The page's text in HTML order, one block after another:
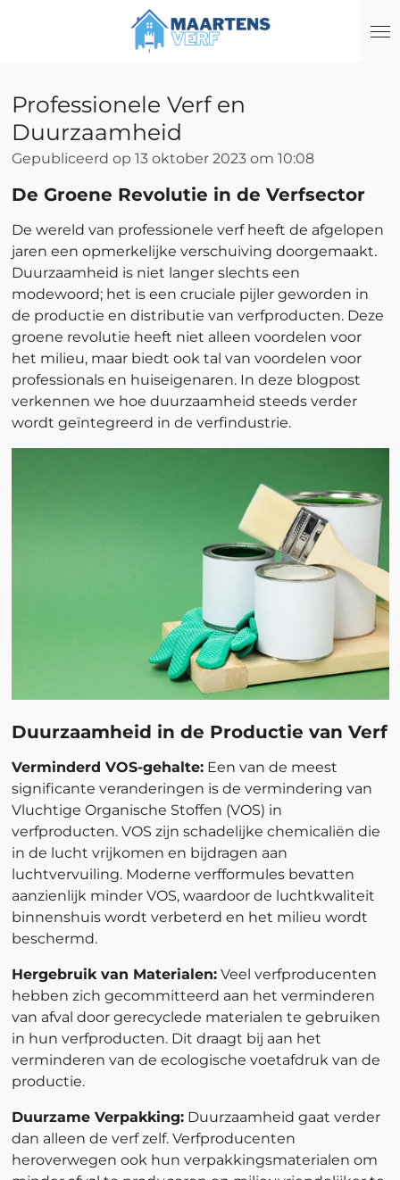
hoofdinhoud
Professionele Verf en
Duurzaamheid
Gepubliceerd op 13 oktober 2023 om 10:08
De Groene Revolutie in de Verfsector
De wereld van professionele verf heeft de afgelopen
jaren een opmerkelijke verschuiving doorgemaakt.
Duurzaamheid is niet langer slechts een
modewoord; het is een cruciale pijler geworden in
de productie en distributie van verfproducten. Deze
groene revolutie heeft niet alleen voordelen voor
het milieu, maar biedt ook tal van voordelen voor
professionals en huiseigenaren. In deze blogpost
verkennen we hoe duurzaamheid steeds verder
wordt geïntegreerd in de verfindustrie.
Duurzaamheid in de Productie van Verf
Verminderd VOS-gehalte:Een van de meest
significante veranderingen is de vermindering van
Vluchtige Organische Stoffen (VOS) in
verfproducten. VOS zijn schadelijke chemicaliën die
in de lucht vrijkomen en bijdragen aan
luchtvervuiling. Moderne verfformules bevatten
aanzienlijk minder VOS, waardoor de luchtkwaliteit
binnenshuis wordt verbeterd en het milieu wordt
beschermd.
Hergebruik van Materialen:Veel verfproducenten
hebben zich gecommitteerd aan het verminderen
van afval door gerecyclede materialen te gebruiken
in hun verfproducten. Dit draagt bij aan het
verminderen van de ecologische voetafdruk van de
productie.
Duurzame Verpakking:Duurzaamheid gaat verder
dan alleen de verf zelf. Verfproducenten
heroverwegen ook hun verpakkingsmaterialen om